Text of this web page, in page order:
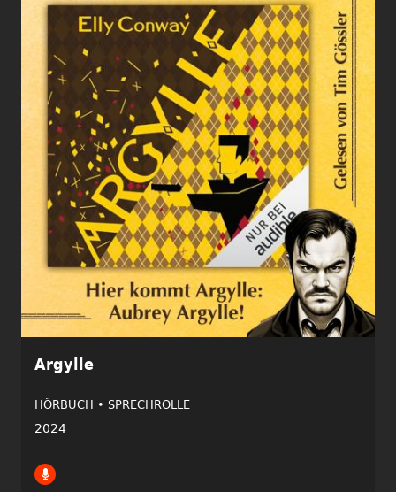
Argylle
HÖRBUCH • SPRECHROLLE
2024